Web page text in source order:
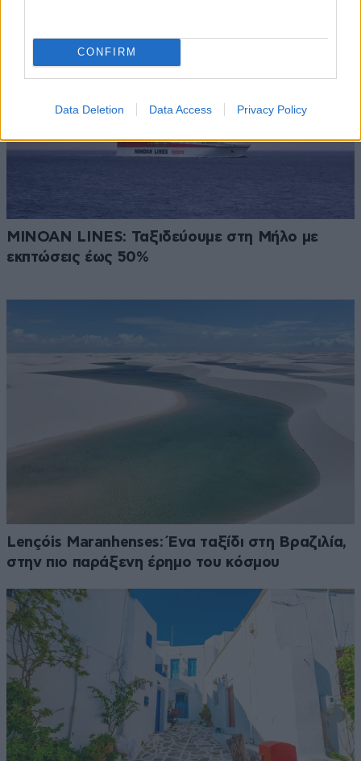
CONFIRM
Data Deletion Data Access Privacy Policy
MINOAN LINES: Ταξιδεύουμε στη Μήλο με
εκπτώσεις έως 50%
Lençóis Maranhenses: Ένα ταξίδι στη Βραζιλία,
στην πιο παράξενη έρημο του κόσμου